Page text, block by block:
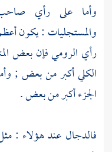
وأما على رأي
والمستجليات : يكون أعظم
رأي الروميفإن بعض
الكلي أكبر من بعض ;
الجزء أكبر من بعض .
فالدجال عند هؤلاء :